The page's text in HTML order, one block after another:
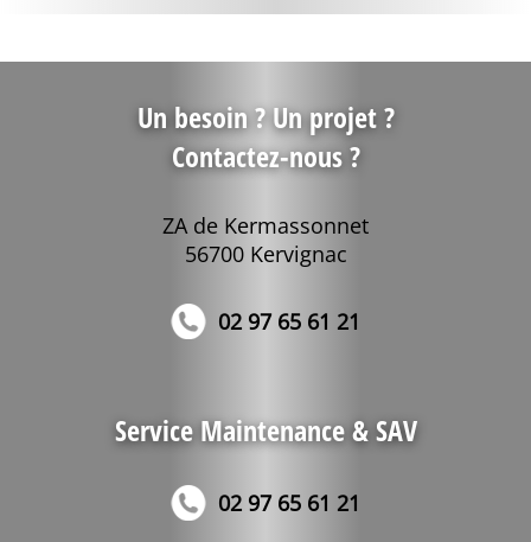
Un besoin ? Un projet ?
Contactez-nous ?
ZA de Kermassonnet
56700 Kervignac
02 97 65 61 21
Service Maintenance & SAV
02 97 65 61 21